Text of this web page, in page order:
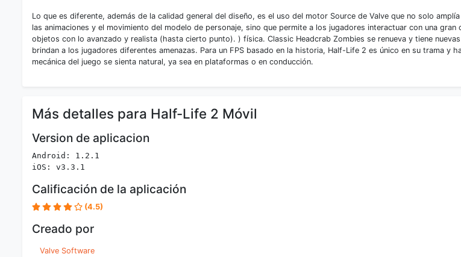
Lo que es diferente, además de la calidad general del diseño, es el uso del motor Source de Valve que no solo
las animaciones y el movimiento del modelo de personaje, sino que permite a los jugadores interactuar con una gran
objetos con lo avanzado y realista (hasta cierto punto). ) física. Classic Headcrab Zombies se renueva y tiene
brindan a los jugadores diferentes amenazas. Para un FPS basado en la historia, Half-Life 2 es único en su trama y
mecánica del juego se sienta natural, ya sea en plataformas o en conducción.
Más detalles para Half-Life 2 Móvil
Version de aplicacion
Android: 1.2.1
iOS: v3.3.1
Calificación de la aplicación
(4.5)
Creado por
Valve Software